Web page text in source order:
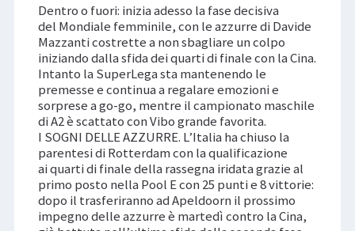
Dentro o fuori: inizia adesso la fase decisiva
del Mondiale femminile, con le azzurre di Davide
Mazzanti costrette a non sbagliare un colpo
iniziando dalla sfida dei quarti di finale con la Cina.
Intanto la SuperLega sta mantenendo le
premesse e continua a regalare emozioni e
sorprese a go-go, mentre il campionato maschile
di A2 è scattato con Vibo grande favorita.
I SOGNI DELLE AZZURRE. L’Italia ha chiuso la
parentesi di Rotterdam con la qualificazione
ai quarti di finale della rassegna iridata grazie al
primo posto nella Pool E con 25 punti e 8 vittorie:
dopo il trasferiranno ad Apeldoorn il prossimo
impegno delle azzurre è martedì contro la Cina,